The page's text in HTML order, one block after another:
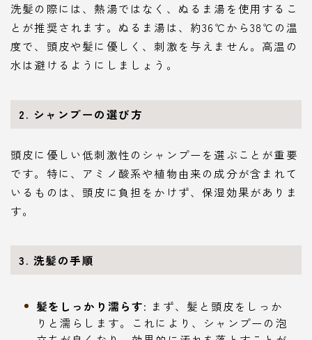
洗髪の際には、熱湯ではなく、ぬるま湯を使用するこ
とが推奨されます。ぬるま湯は、約36℃から38℃の温
度で、頭皮や髪に優しく、刺激を与えません。高温の
水は避けるようにしましょう。
2. シャンプーの選び方
頭皮に優しい低刺激性のシャンプーを選ぶことが重要
です。特に、アミノ酸系や植物由来の成分が含まれて
いるものは、頭皮に負担をかけず、保湿効果がありま
す。
3. 洗髪の手順
髪をしっかり濡らす: まず、髪と頭皮をしっか
りと濡らします。これにより、シャンプーの泡